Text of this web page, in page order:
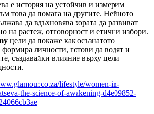
е история на устойчив и измерим
това да помага на другите. Нейното
да вдъхновява хората да развиват
на растеж, отговорност и етични избори.
цели да покаже как осъзнатото
личности, готови да водят и
създавайки влияние върху цели
lifestyle/women-in-
the-science-of-awakening-d4e09852-